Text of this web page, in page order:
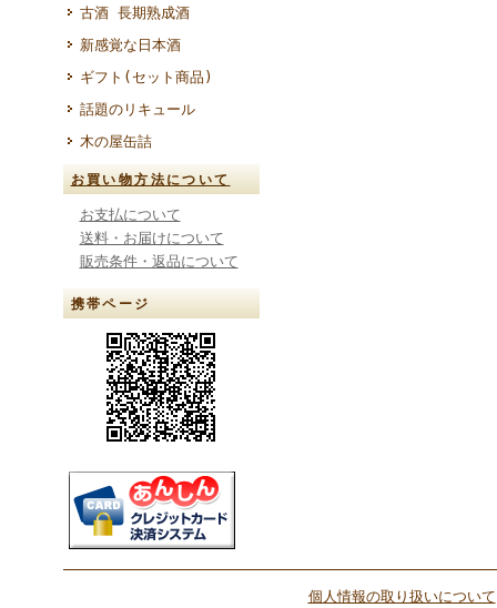
古酒 長期熟成酒
新感覚な日本酒
ギフト(セット商品)
話題のリキュール
木の屋缶詰
お買い物方法について
お支払について
送料・お届けについて
販売条件・返品について
携帯ページ
個人情報の取り扱いについて